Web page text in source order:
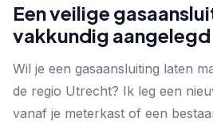
Een veilige
vakkundig aangelegd
Wil je een gasaansluiting laten
de regio Utrecht? Ik leg een
vanaf je meterkast of een